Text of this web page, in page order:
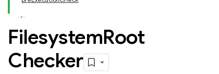
FilesystemRoot
Checker